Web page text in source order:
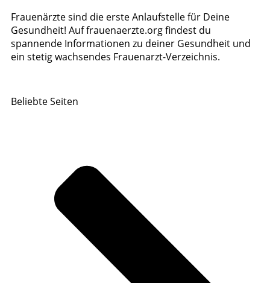
Frauenärzte sind die erste Anlaufstelle für Deine
Gesundheit! Auf frauenaerzte.org findest du
spannende Informationen zu deiner Gesundheit und
ein stetig wachsendes Frauenarzt-Verzeichnis.
Beliebte Seiten